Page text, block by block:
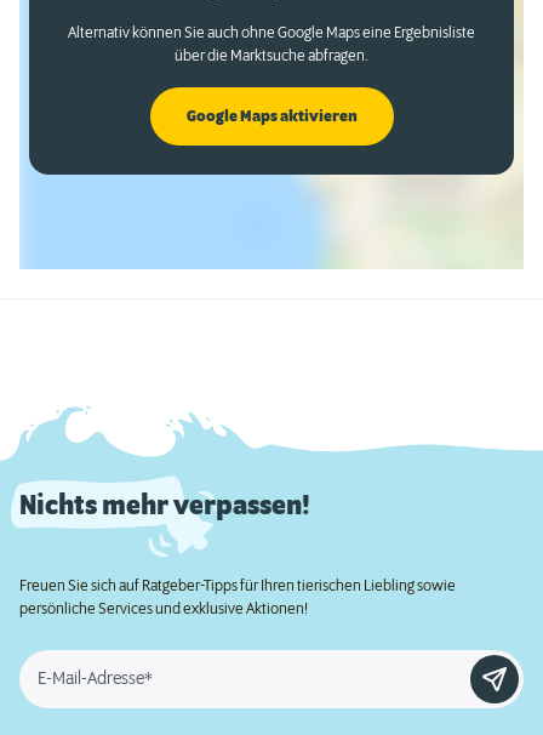
Alternativ können Sie auch ohne Google Maps eine Ergebnisliste
über die Marktsuche abfragen.
Google Maps aktivieren
Nichts mehr verpassen!
Freuen Sie sich auf Ratgeber-Tipps für Ihren tierischen Liebling sowie
persönliche Services und exklusive Aktionen!
E-Mail-Adresse*